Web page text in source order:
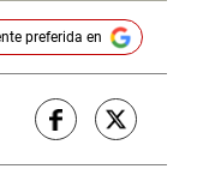
preferida en